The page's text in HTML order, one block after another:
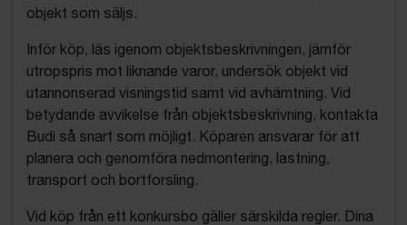
objekt som säljs.
Inför köp, läs igenom objektsbeskrivningen, jämför
utropspris mot liknande varor, undersök objekt vid
utannonserad visningstid samt vid avhämtning. Vid
betydande avvikelse från objektsbeskrivning, kontakta
Budi så snart som möjligt. Köparen ansvarar för att
planera och genomföra nedmontering, lastning,
transport och bortforsling.
Vid köp från ett konkursbo gäller särskilda regler. Dina